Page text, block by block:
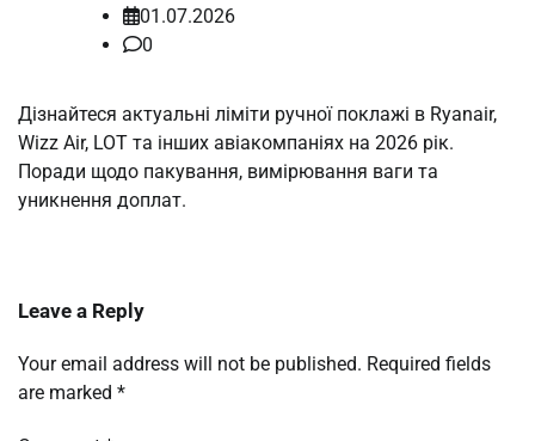
01.07.2026
0
Дізнайтеся актуальні ліміти ручної поклажі в Ryanair,
Wizz Air, LOT та інших авіакомпаніях на 2026 рік.
Поради щодо пакування, вимірювання ваги та
уникнення доплат.
Leave a Reply
Your email address will not be published. Required fields
are marked *